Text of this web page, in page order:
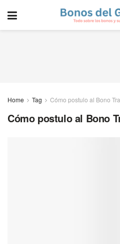
Home Tag Cómo postulo al Bono
Cómo postulo al Bono